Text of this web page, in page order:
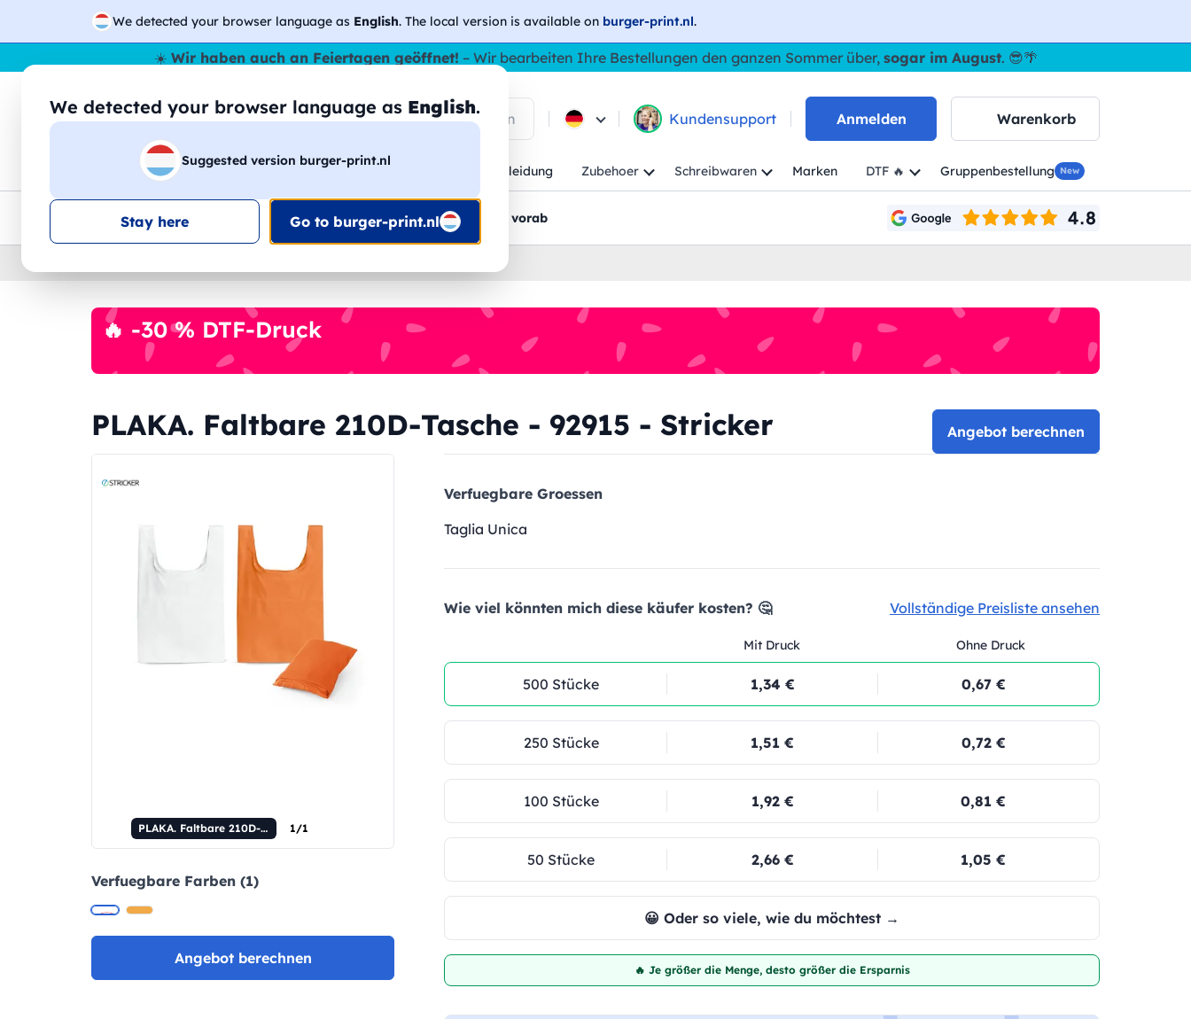
We detected your browser language as English. The local version is available on burger-print.nl.
We detected your browser language as English.
Suggested version burger-print.nl
Stay here Go to burger-print.nl
☀️ Wir haben auch an Feiertagen geöffnet! – Wir bearbeiten Ihre Bestellungen den ganzen Sommer über, sogar im August. 😎🌴
🔎 Suche in den Produkten Kundensupport Anmelden Warenkorb
Sweatshirts Mann Frau Arbeitskleidung Zubehoer Schreibwaren Marken DTF 🔥 Gruppenbestellung New
EU-weite Lieferung Mengenrabatt KundensupportGrafikentwürfe vorab
🔥 -30 % DTF-Druck
PLAKA. Faltbare 210D-Tasche - 92915 - Stricker Angebot berechnen
PLAKA. Faltbare 210D-Tasche 1/1
Verfuegbare Farben (1)
Angebot berechnen
Verfuegbare Groessen
Taglia Unica
Wie viel könnten mich diese käufer kosten? 🤔 Vollständige Preisliste ansehen
Mit Druck Ohne Druck
500 Stücke 1,34 € 0,67 €
250 Stücke 1,51 € 0,72 €
100 Stücke 1,92 € 0,81 €
50 Stücke 2,66 € 1,05 €
😀 Oder so viele, wie du möchtest →
🔥 Je größer die Menge, desto größer die Ersparnis